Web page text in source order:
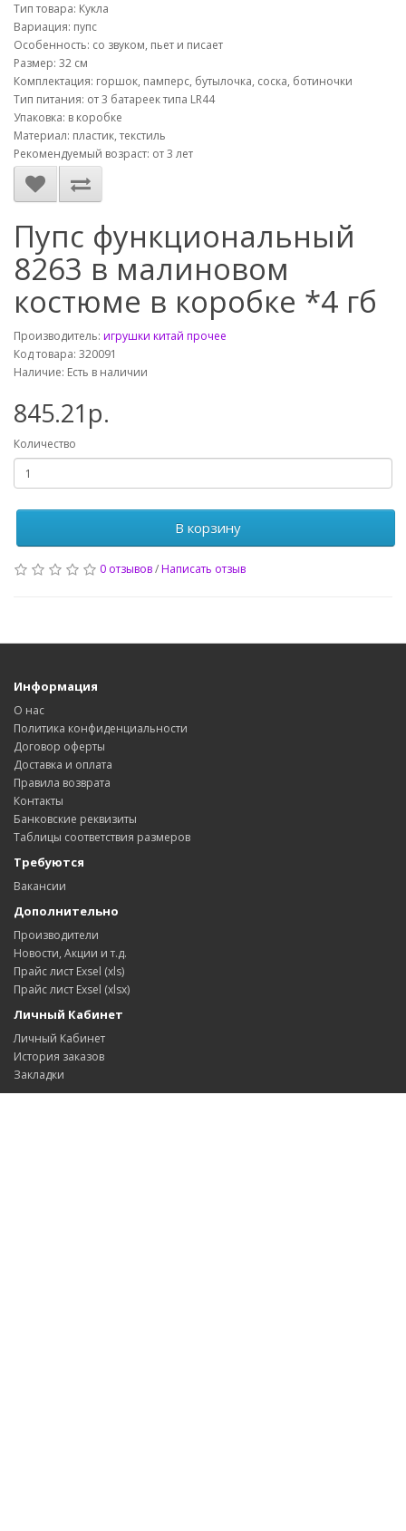
Тип товара: Кукла
Вариация: пупс
Особенность: со звуком, пьет и писает
Размер: 32 см
Комплектация: горшок, памперс, бутылочка, соска, ботиночки
Тип питания: от 3 батареек типа LR44
Упаковка: в коробке
Материал: пластик, текстиль
Рекомендуемый возраст: от 3 лет
Пупс функциональный
8263 в малиновом
костюме в коробке *4 гб
Производитель: игрушки китай прочее
Код товара: 320091
Наличие: Есть в наличии
845.21р.
Количество
В корзину
0 отзывов/Написать отзыв
Информация
О нас
Политика конфиденциальности
Договор оферты
Доставка и оплата
Правила возврата
Контакты
Банковские реквизиты
Таблицы соответствия размеров
Требуются
Вакансии
Дополнительно
Производители
Новости, Акции и т.д.
Прайс лист Exsel (xls)
Прайс лист Exsel (xlsx)
Личный Кабинет
Личный Кабинет
История заказов
Закладки